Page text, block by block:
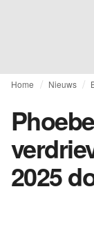
Home Nieuws
2025